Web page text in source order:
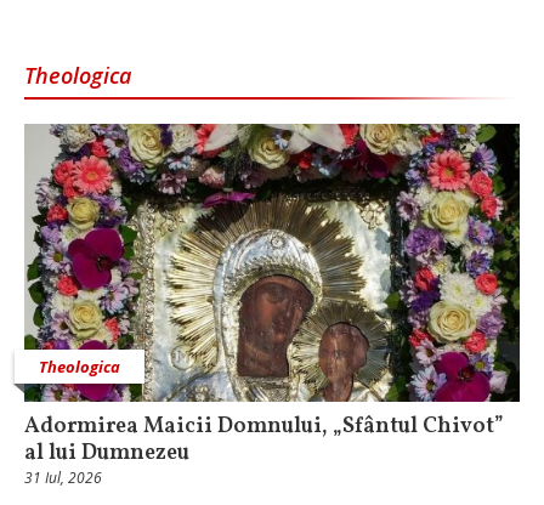
Theologica
Theologica
Adormirea Maicii Domnului, „Sfântul Chivot”
al lui Dumnezeu
31 Iul, 2026